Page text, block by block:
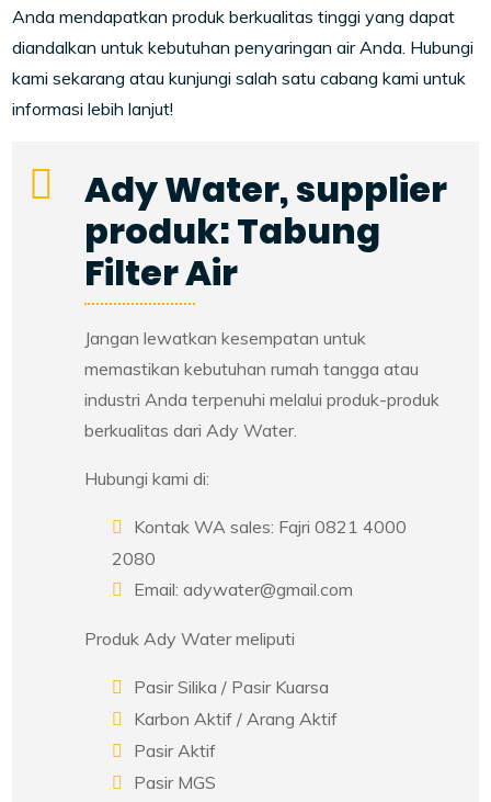
Anda mendapatkan produk berkualitas tinggi yang dapat
diandalkan untuk kebutuhan penyaringan air Anda. Hubungi
kami sekarang atau kunjungi salah satu cabang kami untuk
informasi lebih lanjut!
Ady Water, supplier
produk: Tabung
Filter Air
Jangan lewatkan kesempatan untuk
memastikan kebutuhan rumah tangga atau
industri Anda terpenuhi melalui produk-produk
berkualitas dari Ady Water.
Hubungi kami di:
Kontak WA sales: Fajri 0821 4000
2080
Email: adywater@gmail.com
Produk Ady Water meliputi
Pasir Silika / Pasir Kuarsa
Karbon Aktif / Arang Aktif
Pasir Aktif
Pasir MGS